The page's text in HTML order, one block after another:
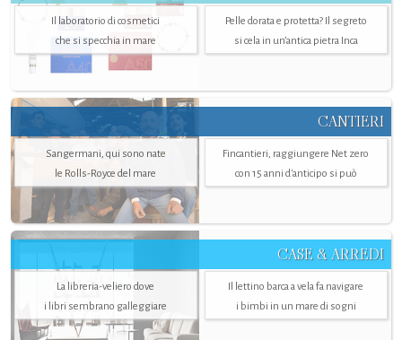
Il laboratorio di cosmetici
che si specchia in mare
Pelle dorata e protetta? Il segreto
si cela in un’antica pietra Inca
CANTIERI
Sangermani, qui sono nate
le Rolls-Royce del mare
Fincantieri, raggiungere Net zero
con 15 anni d'anticipo si può
CASE & ARREDI
La libreria-veliero dove
i libri sembrano galleggiare
Il lettino barca a vela fa navigare
i bimbi in un mare di sogni